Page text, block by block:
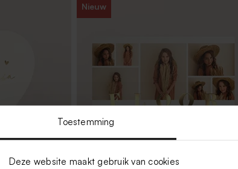
Toestemming
Deze website maakt gebruik van cookies
Nieuw